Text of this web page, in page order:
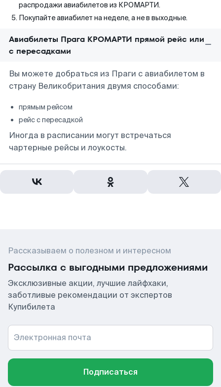
распродажи авиабилетов из КРОМАРТИ.
Покупайте авиабилет на неделе, а не в выходные.
Авиабилеты Прага КРОМАРТИ прямой рейс или
с пересадками
Вы можете добраться из Праги с авиабилетом в
страну Великобритания двумя способами:
прямым рейсом
рейс с пересадкой
Иногда в расписании могут встречаться
чартерные рейсы и лоукосты.
Рассказываем о полезном и интересном
Рассылка с выгодными предложениями
Эксклюзивные акции, лучшие лайфхаки,
заботливые рекомендации от экспертов
Купибилета
Электронная почта
Подписаться